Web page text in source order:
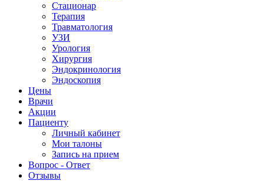
Стационар
Терапия
Травматология
УЗИ
Урология
Хирургия
Эндокринология
Эндоскопия
Цены
Врачи
Акции
Пациенту
Личный кабинет
Мои талоны
Запись на прием
Вопрос - Ответ
Отзывы